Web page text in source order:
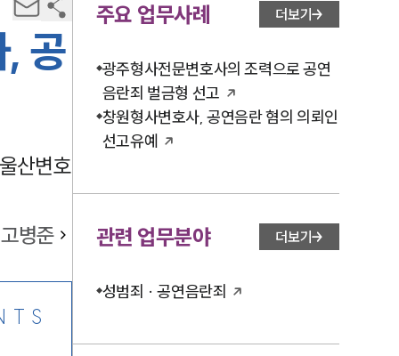
공
산변호
고병준
주요 업무사례 더보기
광주형사전문변호사의 조력으로 공연
음란죄 벌금형 선고
창원형사변호사, 공연음란 혐의 의뢰인
선고유예
관련 업무분야 더보기
성범죄 · 공연음란죄